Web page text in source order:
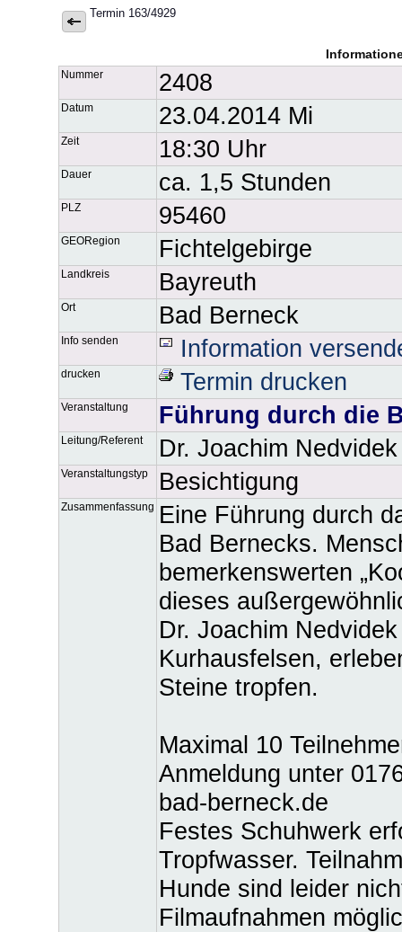
Termin 163/4929
Nummer 2408
Datum 23.04.2014 Mi
Zeit 18:30 Uhr
Dauer ca. 1,5 Stunden
PLZ 95460
GEORegion Fichtelgebirge
Landkreis Bayreuth
Ort Bad Berneck
Info senden Information
drucken Termin drucken
Veranstaltung Führung durch die
Leitung/Referent Dr. Joachim Nedvidek
Veranstaltungstyp Besichtigung
Zusammenfassung
Eine Führung durch
Bad Bernecks.
bemerkenswerten
dieses
Dr. Joachim
Kurhausfelsen,
Steine tropfen.
Maximal 10
Anmeldung unter
bad-berneck.de
Festes Schuhwerk
Tropfwasser.
Hunde sind leider
Filmaufnahmen